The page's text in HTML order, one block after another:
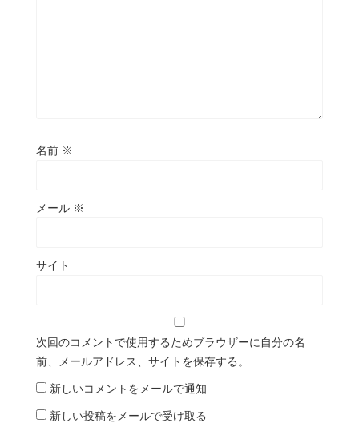
名前 ※
メール ※
サイト
次回のコメントで使用するためブラウザーに自分の名
前、メールアドレス、サイトを保存する。
新しいコメントをメールで通知
新しい投稿をメールで受け取る